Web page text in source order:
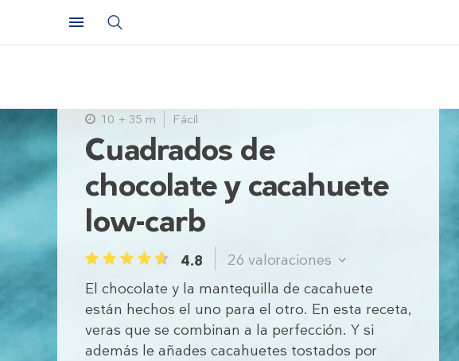
Cuadrados de
chocolate y cacahuete
low-carb
1 2 3 4 5 4.8 26 valoraciones
El chocolate y la mantequilla de cacahuete
están hechos el uno para el otro. En esta receta,
veras que se combinan a la perfección. Y si
además le añades cacahuetes tostados por
10 + 35 m Fácil